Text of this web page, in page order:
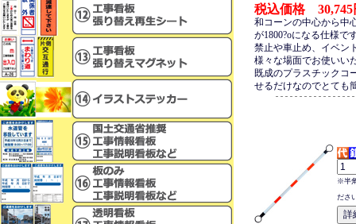
税込価格 30,745
和コーンの中心から中
が1800?oになる仕様で
禁止や車止め、イベン
様々な場面でお使いい
既成のプラスチックコ
せるだけなのでとても
※半
ださ